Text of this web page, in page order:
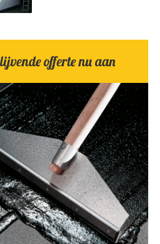
offerte nu aan